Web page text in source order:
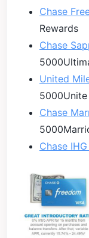
Chase
Rewards
Chase
United
5000Unite
Chase
Chase